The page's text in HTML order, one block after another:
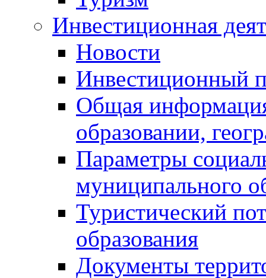
Инвестиционная
Новости
Инвестиционный
Общая
образовании,
Параметры
муниципального
Туристический
образования
Документы